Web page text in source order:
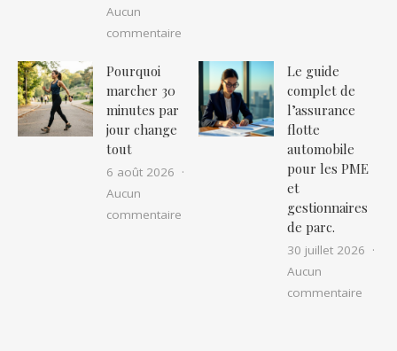
Aucun
commentaire
Pourquoi
marcher 30
minutes par
jour change
tout
6 août 2026
Aucun
commentaire sur Pourquoi marcher 30 minutes
Le guide
complet de
l’assurance
flotte
automobile
pour les PME
et
gestionnaires
de parc.
30 juillet 2026
Aucun
commentaire